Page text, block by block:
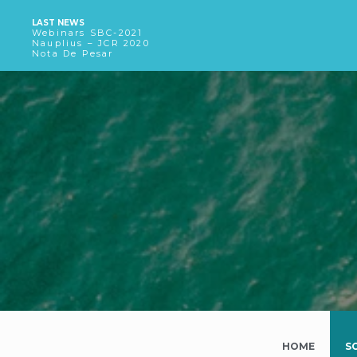
LAST NEWS
Webinars SBC-2021
Nauplius – JCR 2020
Nota De Pesar
HOME